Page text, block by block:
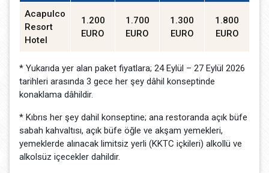
Acapulco
Resort
Hotel
1.200
EURO
1.700
EURO
1.300
EURO
1.800
EURO
* Yukarıda yer alan paket fiyatlara; 24 Eylül – 27 Eylül 2026
tarihleri arasında 3 gece her şey dâhil konseptinde
konaklama dâhildir.
* Kıbrıs her şey dahil konseptine; ana restoranda açık büfe
sabah kahvaltısı, açık büfe öğle ve akşam yemekleri,
yemeklerde alınacak limitsiz yerli (KKTC içkileri) alkollü ve
alkolsüz içecekler dahildir.